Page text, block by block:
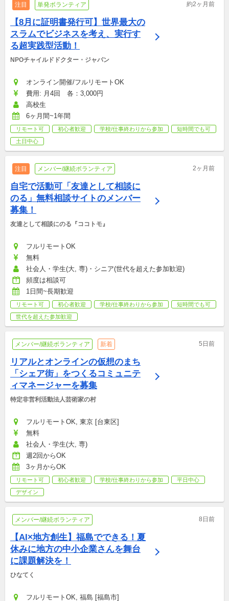
注目 単発ボランティア 約2ヶ月前
【8月に証明書発行可】世界最大の
スラムでビジネスを考え、実行す
る超実践型活動！
NPOチャイルドドクター・ジャパン
オンライン開催/フルリモートOK
費用: 月4回　各：3,000円
高校生
6ヶ月間~1年間
リモート可 初心者歓迎 学校/仕事終わりから参加
短時間でも可
土日中心
注目 メンバー/継続ボランティア 2ヶ月前
自宅で活動可「友達として相談に
のる」無料相談サイトのメンバー
募集！
友達として相談にのる『ココトモ』
フルリモートOK
無料
社会人・学生(大, 専)・シニア(世代を超えた参加歓迎)
頻度は相談可
1日間~長期歓迎
リモート可 初心者歓迎 学校/仕事終わりから参加
短時間でも可
世代を超えた参加歓迎
メンバー/継続ボランティア 新着 5日前
リアルとオンラインの仮想のまち
「シェア街」をつくるコミュニテ
ィマネージャーを募集
特定非営利活動法人芸術家の村
フルリモートOK, 東京 [台東区]
無料
社会人・学生(大, 専)
週2回からOK
3ヶ月からOK
リモート可 初心者歓迎 学校/仕事終わりから参加
平日中心
デザイン
メンバー/継続ボランティア 8日前
【AI×地方創生】福島でできる！夏
休みに地方の中小企業さんを舞台
に課題解決を！
ひなてく
フルリモートOK, 福島 [福島市]